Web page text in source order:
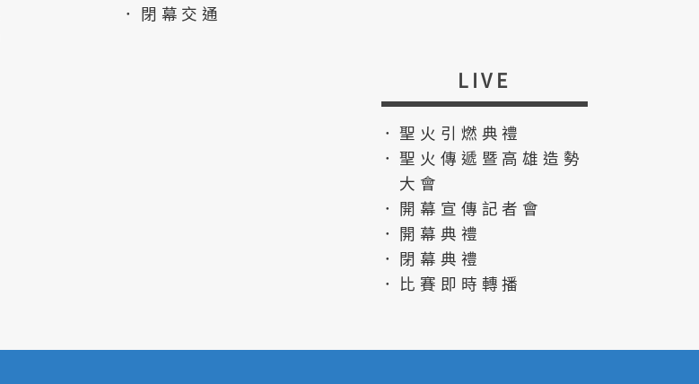
．閉幕交通
LIVE
．聖火引燃典禮
．聖火傳遞暨高雄造勢
大會
．開幕宣傳記者會
．開幕典禮
．閉幕典禮
．比賽即時轉播